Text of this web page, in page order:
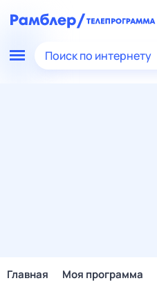
Поиск по интернету
Главная Моя программа